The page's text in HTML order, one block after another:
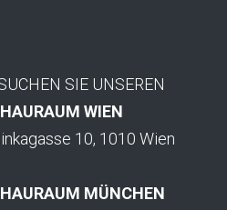
SIE UNSEREN
WIEN
10, 1010 Wien
MÜNCHEN